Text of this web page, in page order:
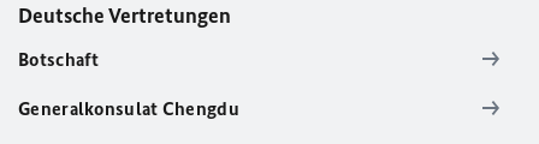
Deutsche Vertretungen
Botschaft
Generalkonsulat Chengdu